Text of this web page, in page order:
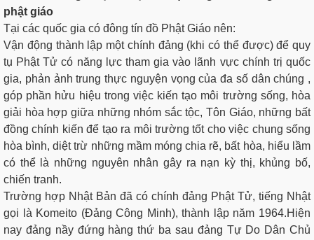
phật giáo
Tại các quốc gia có đông tín đồ Phật Giáo nên:
Vận động thành lập một chính đảng (khi có thể được) để quy
tụ Phật Tử có năng lực tham gia vào lãnh vực chính trị quốc
gia, phản ảnh trung thực nguyện vọng của đa số dân chúng ,
góp phần hửu hiệu trong việc kiến tạo môi trường sống, hòa
giải hòa hợp giữa những nhóm sắc tộc, Tôn Giáo, những bất
đồng chính kiến để tạo ra môi trường tốt cho việc chung sống
hòa bình, diệt trừ những mầm móng chia rẽ, bất hòa, hiểu lầm
có thể là những nguyên nhân gây ra nạn kỳ thị, khủng bố,
chiến tranh.
Trường hợp Nhật Bản đã có chính đảng Phật Tử, tiếng Nhật
gọi là Komeito (Đảng Công Minh), thành lập năm 1964.Hiện
nay đảng nầy đứng hàng thứ ba sau đảng Tự Do Dân Chủ